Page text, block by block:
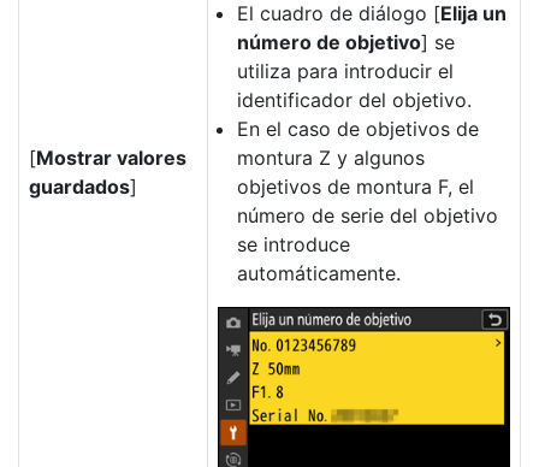
[Mostrar valores
guardados]
El cuadro de diálogo [Elija un
número de objetivo] se
utiliza para introducir el
identificador del objetivo.
En el caso de objetivos de
montura Z y algunos
objetivos de montura F, el
número de serie del objetivo
se introduce
automáticamente.